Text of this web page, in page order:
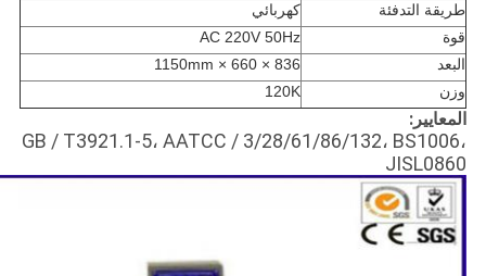
طريقة التدفئة
كهربائي
قوة
AC 220V 50Hz
البعد
836 × 660 × 1150mm
وزن
120K
المعايير:
GB / T3921.1-5، AATCC / 3/28/61/86/132، BS1006،
JISL0860